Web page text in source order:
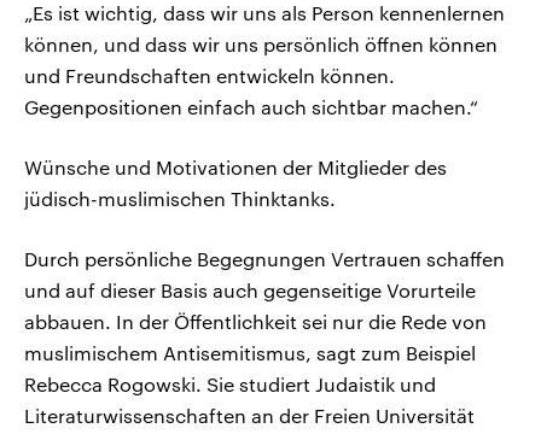
„Es ist wichtig, dass wir uns als Person kennenlernen
können, und dass wir uns persönlich öffnen können
und Freundschaften entwickeln können.
Gegenpositionen einfach auch sichtbar machen.“
Wünsche und Motivationen der Mitglieder des
jüdisch-muslimischen Thinktanks.
Durch persönliche Begegnungen Vertrauen schaffen
und auf dieser Basis auch gegenseitige Vorurteile
abbauen. In der Öffentlichkeit sei nur die Rede von
muslimischem Antisemitismus, sagt zum Beispiel
Rebecca Rogowski. Sie studiert Judaistik und
Literaturwissenschaften an der Freien Universität